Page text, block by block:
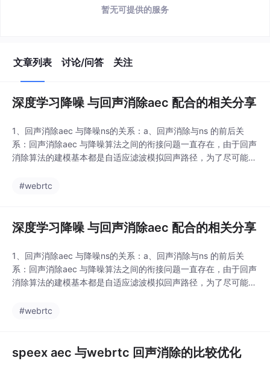
暂无可提供的服务
文章列表 讨论/问答 关注
深度学习降噪 与回声消除aec 配合的相关分享
1、回声消除aec 与降噪ns的关系：a、回声消除与ns 的前后关
系：回声消除aec 与降噪算法之间的衔接问题一直存在，由于回声
消除算法的建模基本都是自适应滤波模拟回声路径，为了尽可能缩
使用。b、当前aec与ns如何搭配：aec 目前大部分aec 算法单靠
#webrtc
深度学习降噪 与回声消除aec 配合的相关分享
1、回声消除aec 与降噪ns的关系：a、回声消除与ns 的前后关
系：回声消除aec 与降噪算法之间的衔接问题一直存在，由于回声
消除算法的建模基本都是自适应滤波模拟回声路径，为了尽可能缩
使用。b、当前aec与ns如何搭配：aec 目前大部分aec 算法单靠
#webrtc
speex aec 与webrtc 回声消除的比较优化